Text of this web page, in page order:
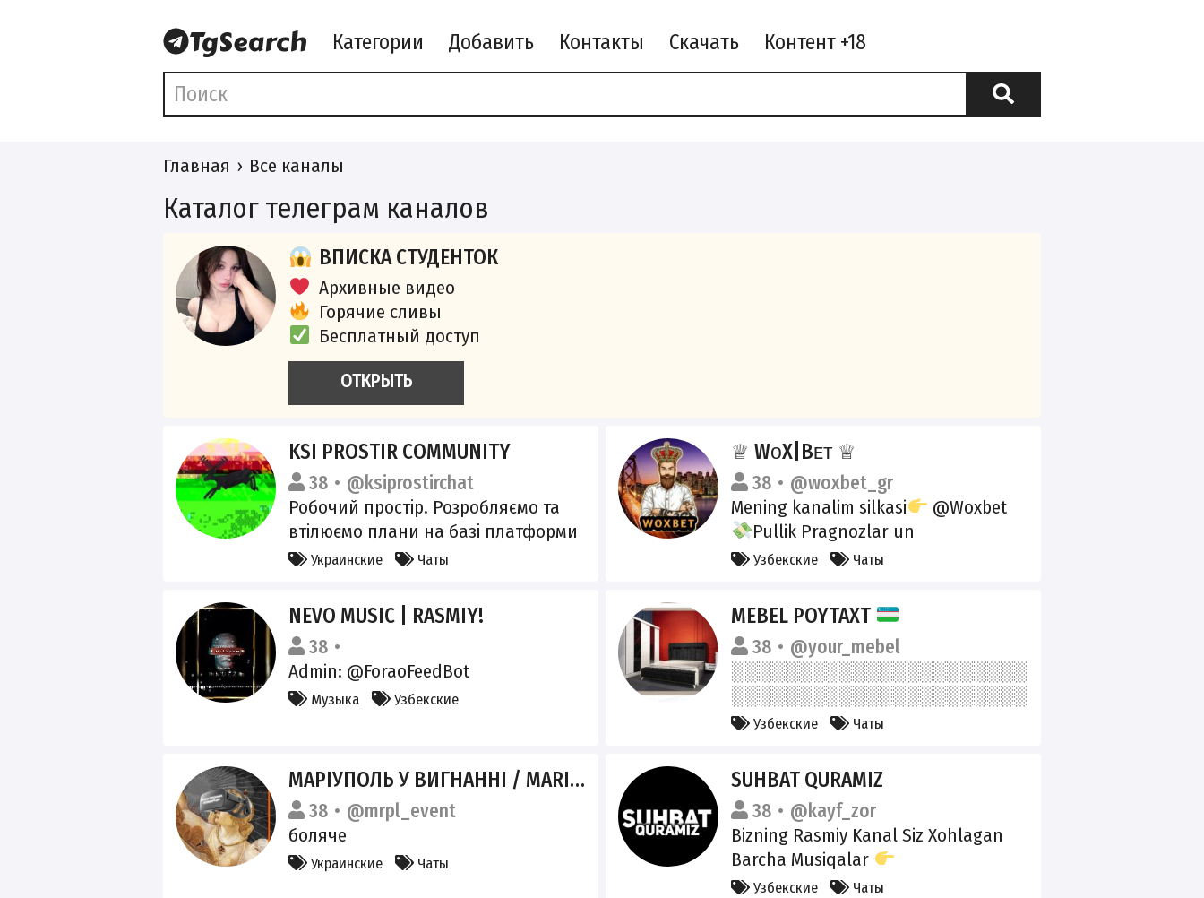
Категории Добавить Контакты Скачать
Главная Все каналы
Каталог телеграм каналов
ВПИСКА СТУДЕНТОК
Архивные видео
Горячие сливы
Бесплатный доступ
ОТКРЫТЬ
KSI PROSTIR COMMUNITY
38
@ksiprostirchat
Робочий простір. Розробляємо та
втілюємо плани на базі платформи
Ksi Prostir
Украинские Чаты
♕ WᴏX|Bᴇᴛ ♕
38
@woxbet_gr
Mening kanalim silkasi
@Woxbet
Pullik Pragnozlar un
@Woxbet_Menejer Stavka qilishga
http://www.instagram.com//woxbet
Узбекские Чаты
NEVO MUSIC | RASMIY!
38
@nevo_music_nevomusic_nevotv_tv
Admin: @ForaoFeedBot
Музыка Узбекские
MEBEL POYTAXT
38 @your_mebel
Узбекские Чаты
МАРІУПОЛЬ У ВИГНАННІ / MARIUPOL IN EXILE
38
@mrpl_event
боляче
Украинские Чаты
SUHBAT QURAMIZ
38
@kayf_zor
Bizning Rasmiy Kanal Siz Xohlagan
Barcha Musiqalar
@Bass_Boosted_Blvck
Узбекские Чаты